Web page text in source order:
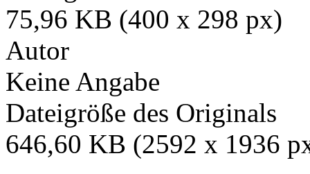
75,96 KB (400 x 298 px)
Autor
Keine Angabe
Dateigröße des Originals
646,60 KB (2592 x 1936